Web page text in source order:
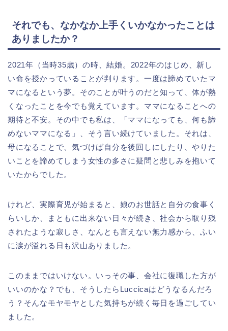
それでも、なかなか上手くいかなかったことは
ありましたか？
2021年（当時35歳）の時、結婚。2022年のはじめ、新し
い命を授かっていることが判ります。一度は諦めていたマ
マになるという夢。そのことが叶うのだと知って、体が熱
くなったことを今でも覚えています。ママになることへの
期待と不安。その中でも私は、「ママになっても、何も諦
めないママになる」、そう言い続けていました。それは、
母になることで、気づけば自分を後回しにしたり、やりた
いことを諦めてしまう女性の多さに疑問と悲しみを抱いて
いたからでした。
けれど、実際育児が始まると、娘のお世話と自分の食事く
らいしか、まともに出来ない日々が続き、社会から取り残
されたような寂しさ、なんとも言えない無力感から、ふい
に涙が溢れる日も沢山ありました。
このままではいけない。いっその事、会社に復職した方が
いいのかな？でも、そうしたらLuccicaはどうなるんだろ
う？そんなモヤモヤとした気持ちが続く毎日を過ごしてい
ました。